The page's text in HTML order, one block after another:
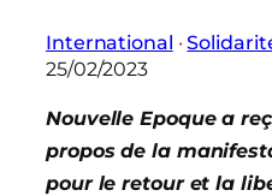
International ·
25/02/2023
Nouvelle Epoque a
propos de la
pour le retour et la